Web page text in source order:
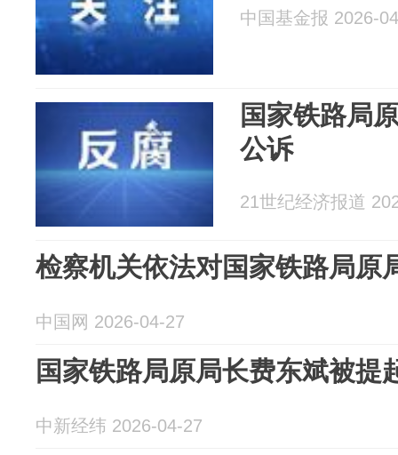
中国基金报 2026-
国家铁路局
公诉
21世纪经济报道
检察机关依法对国家铁路局原
中国网 2026-04-27
国家铁路局原局长费东斌被提
中新经纬 2026-04-27